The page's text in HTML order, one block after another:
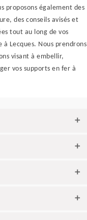
proposons également des
des conseils avisés et
tout au long de vos
Lecques. Nous prendrons
visant à embellir,
vos supports en fer à